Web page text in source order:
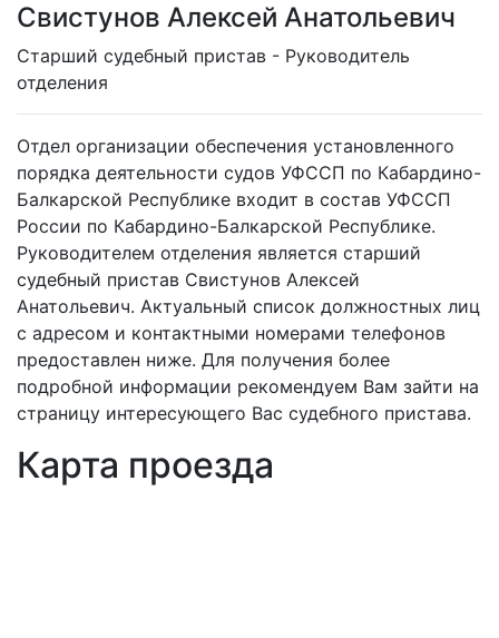
Свистунов Алексей Анатольевич
Cтарший судебный пристав - Руководитель
отделения
Отдел организации обеспечения установленного
порядка деятельности судов УФССП по Кабардино-
Балкарской Республике входит в состав УФССП
России по Кабардино-Балкарской Республике.
Руководителем отделения является старший
судебный пристав Свистунов Алексей
Анатольевич. Актуальный список должностных лиц
с адресом и контактными номерами телефонов
предоставлен ниже. Для получения более
подробной информации рекомендуем Вам зайти на
страницу интересующего Вас судебного пристава.
Карта проезда